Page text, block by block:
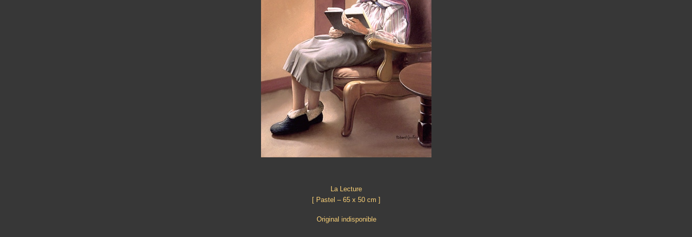
La Lecture
[ Pastel – 65 x 50 cm ]
Original indisponible